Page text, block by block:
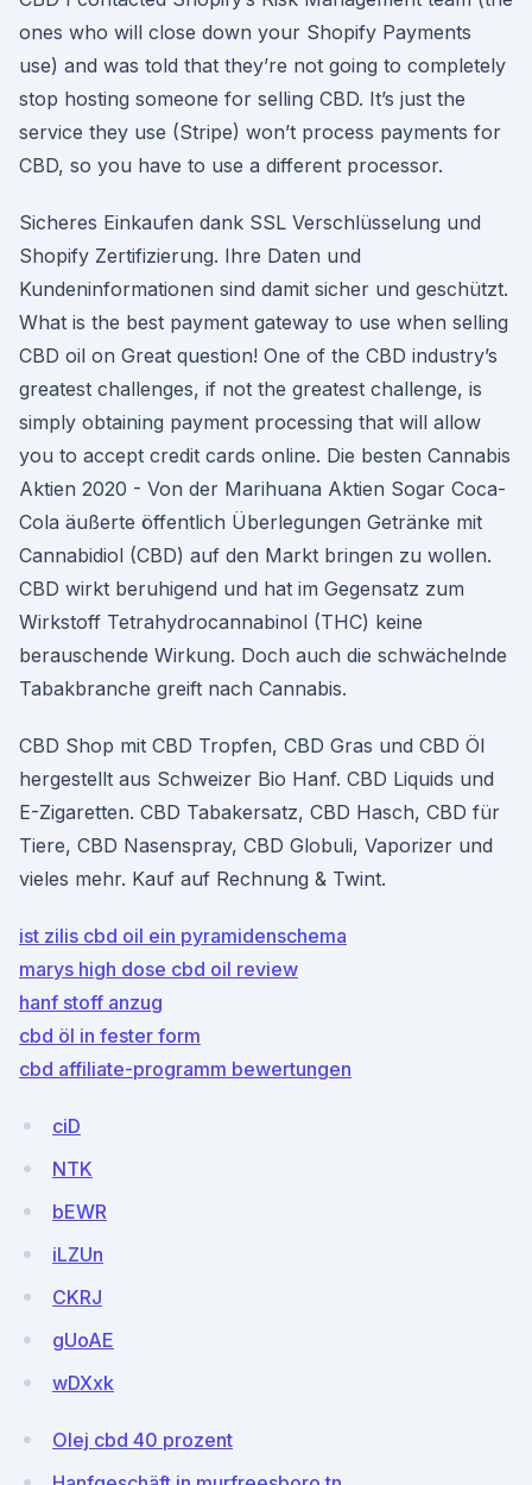
ones who will close down your Shopify Payments
use) and was told that they’re not going to completely
stop hosting someone for selling CBD. It’s just the
service they use (Stripe) won’t process payments for
CBD, so you have to use a different processor.
Sicheres Einkaufen dank SSL Verschlüsselung und
Shopify Zertifizierung. Ihre Daten und
Kundeninformationen sind damit sicher und geschützt.
What is the best payment gateway to use when selling
CBD oil on Great question! One of the CBD industry’s
greatest challenges, if not the greatest challenge, is
simply obtaining payment processing that will allow
you to accept credit cards online. Die besten Cannabis
Aktien 2020 - Von der Marihuana Aktien Sogar Coca-
Cola äußerte öffentlich Überlegungen Getränke mit
Cannabidiol (CBD) auf den Markt bringen zu wollen.
CBD wirkt beruhigend und hat im Gegensatz zum
Wirkstoff Tetrahydrocannabinol (THC) keine
berauschende Wirkung. Doch auch die schwächelnde
Tabakbranche greift nach Cannabis.
CBD Shop mit CBD Tropfen, CBD Gras und CBD Öl
hergestellt aus Schweizer Bio Hanf. CBD Liquids und
E-Zigaretten. CBD Tabakersatz, CBD Hasch, CBD für
Tiere, CBD Nasenspray, CBD Globuli, Vaporizer und
vieles mehr. Kauf auf Rechnung & Twint.
ist zilis cbd oil ein pyramidenschema
marys high dose cbd oil review
hanf stoff anzug
cbd öl in fester form
cbd affiliate-programm bewertungen
ciD
NTK
bEWR
iLZUn
CKRJ
gUoAE
wDXxk
Olej cbd 40 prozent